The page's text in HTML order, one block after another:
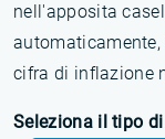
nell'apposita
cifra di inflazione
Seleziona il tipo